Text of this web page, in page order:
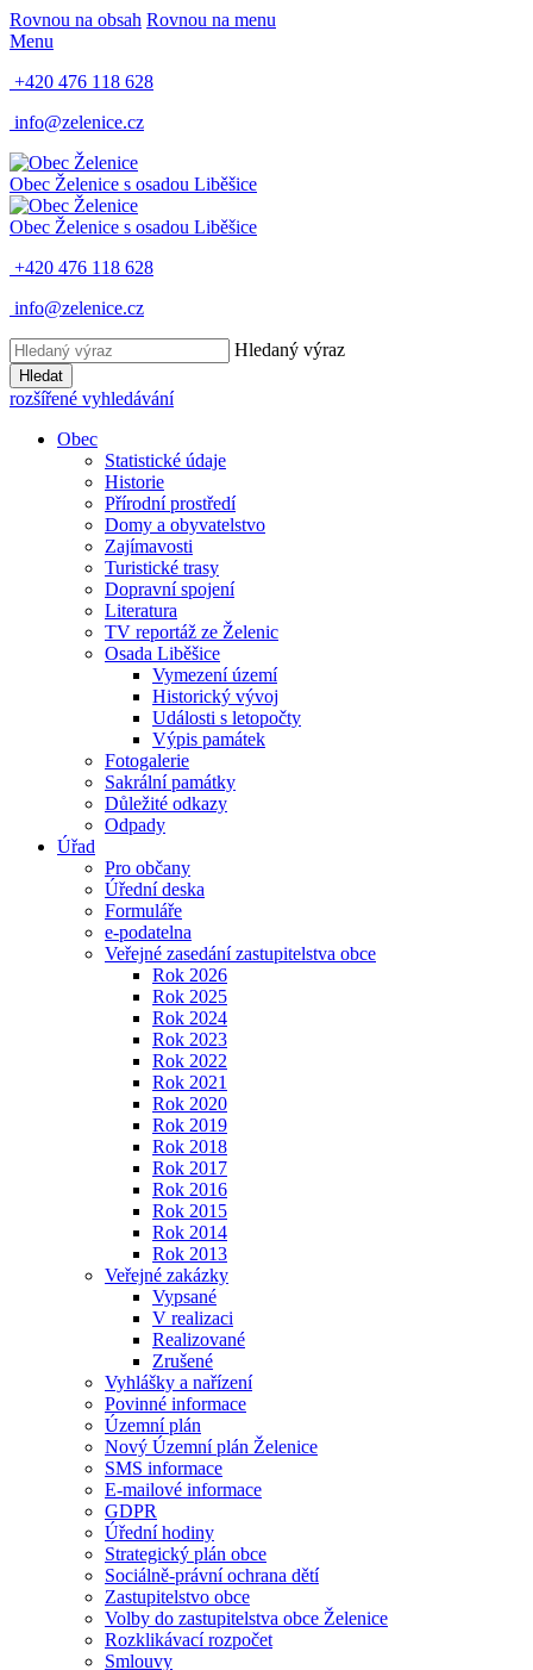
Rovnou na obsah Rovnou na menu
Menu
+420 476 118 628
info@zelenice.cz
Obec Želenice s osadou Liběšice
Obec Želenice s osadou Liběšice
+420 476 118 628
info@zelenice.cz
Hledaný výraz
Hledat
rozšířené vyhledávání
Obec
Statistické údaje
Historie
Přírodní prostředí
Domy a obyvatelstvo
Zajímavosti
Turistické trasy
Dopravní spojení
Literatura
TV reportáž ze Želenic
Osada Liběšice
Vymezení území
Historický vývoj
Události s letopočty
Výpis památek
Fotogalerie
Sakrální památky
Důležité odkazy
Odpady
Úřad
Pro občany
Úřední deska
Formuláře
e-podatelna
Veřejné zasedání zastupitelstva obce
Rok 2026
Rok 2025
Rok 2024
Rok 2023
Rok 2022
Rok 2021
Rok 2020
Rok 2019
Rok 2018
Rok 2017
Rok 2016
Rok 2015
Rok 2014
Rok 2013
Veřejné zakázky
Vypsané
V realizaci
Realizované
Zrušené
Vyhlášky a nařízení
Povinné informace
Územní plán
Nový Územní plán Želenice
SMS informace
E-mailové informace
GDPR
Úřední hodiny
Strategický plán obce
Sociálně-právní ochrana dětí
Zastupitelstvo obce
Volby do zastupitelstva obce Želenice
Rozklikávací rozpočet
Smlouvy